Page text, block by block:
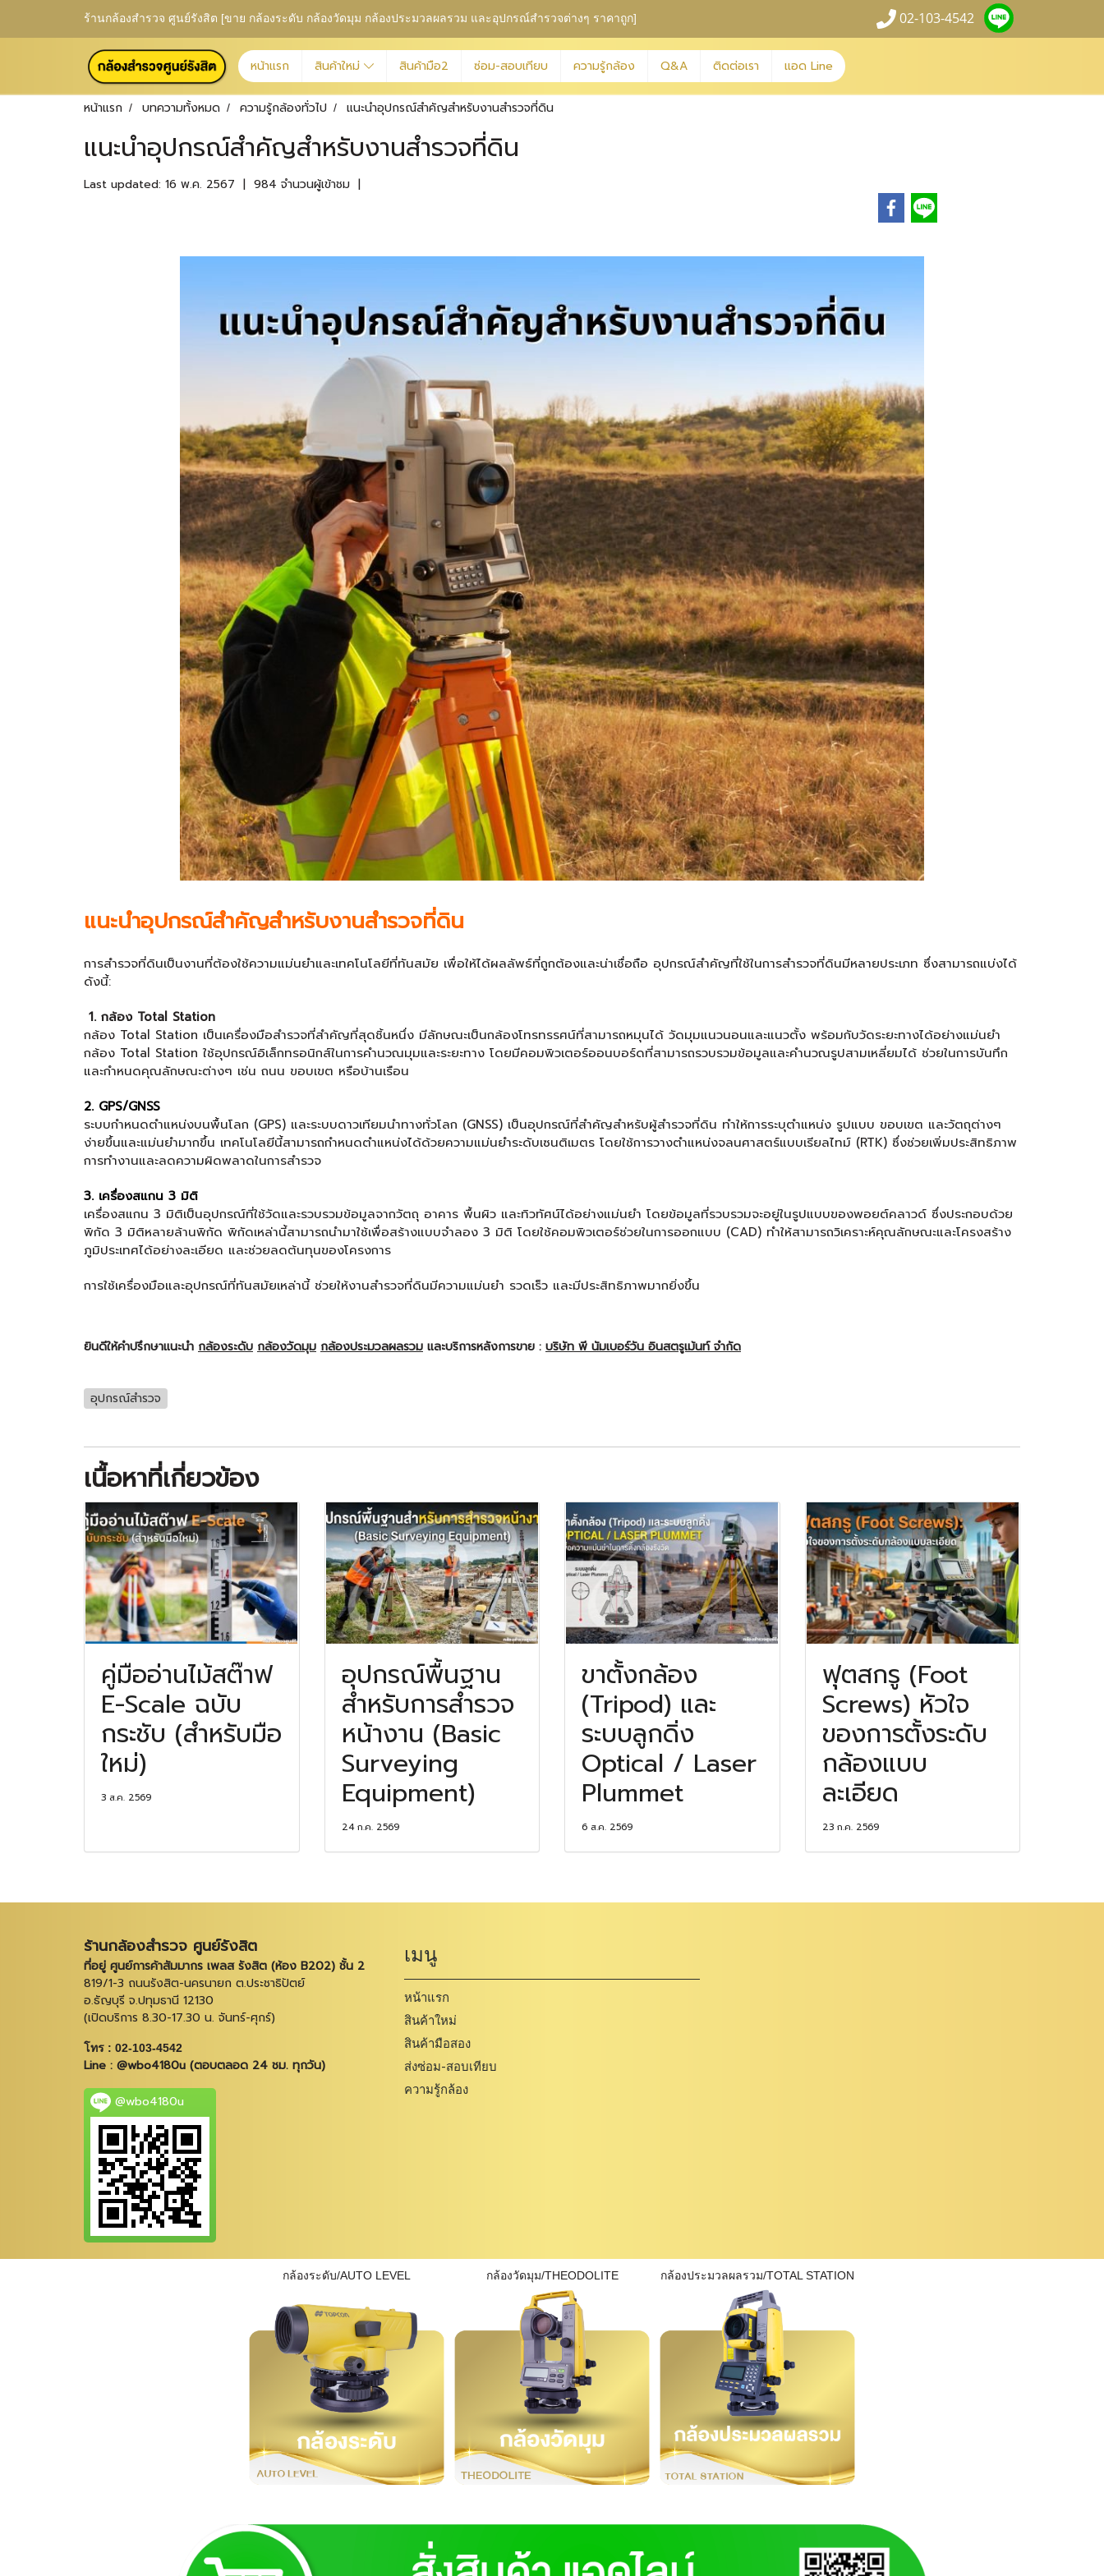
ร้านกล้องสำรวจ ศูนย์รังสิต [ขาย กล้องระดับ กล้องวัดมุม กล้องประมวลผลรวม และอุปกรณ์สำรวจต่างๆ ราคาถูก] 02-103-4542
หน้าแรก สินค้าใหม่ สินค้ามือ2 ซ่อม-สอบเทียบ ความรู้กล้อง Q&A ติดต่อเรา แอด Line
หน้าแรก บทความทั้งหมด ความรู้กล้องทั่วไป แนะนำอุปกรณ์สำคัญสำหรับงานสำรวจที่ดิน
แนะนำอุปกรณ์สำคัญสำหรับงานสำรวจที่ดิน
Last updated: 16 พ.ค. 2567 | 984 จำนวนผู้เข้าชม |
แนะนำอุปกรณ์สำคัญสำหรับงานสำรวจที่ดิน
การสำรวจที่ดินเป็นงานที่ต้องใช้ความแม่นยำและเทคโนโลยีที่ทันสมัย เพื่อให้ได้ผลลัพธ์ที่ถูกต้องและน่าเชื่อถือ อุปกรณ์สำคัญที่ใช้ในการสำรวจที่ดินมีหลายประเภท ซึ่งสามารถแบ่งได้
ดังนี้:
1. กล้อง Total Station
กล้อง Total Station เป็นเครื่องมือสำรวจที่สำคัญที่สุดชิ้นหนึ่ง มีลักษณะเป็นกล้องโทรทรรศน์ที่สามารถหมุนได้ วัดมุมแนวนอนและแนวตั้ง พร้อมกับวัดระยะทางได้อย่างแม่นยำ
กล้อง Total Station ใช้อุปกรณ์อิเล็กทรอนิกส์ในการคำนวณมุมและระยะทาง โดยมีคอมพิวเตอร์ออนบอร์ดที่สามารถรวบรวมข้อมูลและคำนวณรูปสามเหลี่ยมได้ ช่วยในการบันทึก
และกำหนดคุณลักษณะต่างๆ เช่น ถนน ขอบเขต หรือบ้านเรือน
2. GPS/GNSS
ระบบกำหนดตำแหน่งบนพื้นโลก (GPS) และระบบดาวเทียมนำทางทั่วโลก (GNSS) เป็นอุปกรณ์ที่สำคัญสำหรับผู้สำรวจที่ดิน ทำให้การระบุตำแหน่ง รูปแบบ ขอบเขต และวัตถุต่างๆ
ง่ายขึ้นและแม่นยำมากขึ้น เทคโนโลยีนี้สามารถกำหนดตำแหน่งได้ด้วยความแม่นยำระดับเซนติเมตร โดยใช้การวางตำแหน่งจลนศาสตร์แบบเรียลไทม์ (RTK) ซึ่งช่วยเพิ่มประสิทธิภาพ
การทำงานและลดความผิดพลาดในการสำรวจ
3. เครื่องสแกน 3 มิติ
เครื่องสแกน 3 มิติเป็นอุปกรณ์ที่ใช้วัดและรวบรวมข้อมูลจากวัตถุ อาคาร พื้นผิว และทิวทัศน์ได้อย่างแม่นยำ โดยข้อมูลที่รวบรวมจะอยู่ในรูปแบบของพอยต์คลาวด์ ซึ่งประกอบด้วย
พิกัด 3 มิติหลายล้านพิกัด พิกัดเหล่านี้สามารถนำมาใช้เพื่อสร้างแบบจำลอง 3 มิติ โดยใช้คอมพิวเตอร์ช่วยในการออกแบบ (CAD) ทำให้สามารถวิเคราะห์คุณลักษณะและโครงสร้าง
ภูมิประเทศได้อย่างละเอียด และช่วยลดต้นทุนของโครงการ
การใช้เครื่องมือและอุปกรณ์ที่ทันสมัยเหล่านี้ ช่วยให้งานสำรวจที่ดินมีความแม่นยำ รวดเร็ว และมีประสิทธิภาพมากยิ่งขึ้น
ยินดีให้คำปรึกษาแนะนำ กล้องระดับ กล้องวัดมุม กล้องประมวลผลรวม และบริการหลังการขาย : บริษัท พี นัมเบอร์วัน อินสตรูเม้นท์ จำกัด
อุปกรณ์สำรวจ
เนื้อหาที่เกี่ยวข้อง
คู่มืออ่านไม้สต๊าฟ
E-Scale ฉบับ
กระชับ (สำหรับมือ
ใหม่)
3 ส.ค. 2569
อุปกรณ์พื้นฐาน
สำหรับการสำรวจ
หน้างาน (Basic
Surveying
Equipment)
24 ก.ค. 2569
ขาตั้งกล้อง
(Tripod) และ
ระบบลูกดิ่ง
Optical / Laser
Plummet
6 ส.ค. 2569
ฟุตสกรู (Foot
Screws) หัวใจ
ของการตั้งระดับ
กล้องแบบ
ละเอียด
23 ก.ค. 2569
ร้านกล้องสำรวจ ศูนย์รังสิต
ที่อยู่ ศูนย์การค้าสัมมากร เพลส รังสิต (ห้อง B202) ชั้น 2
819/1-3 ถนนรังสิต-นครนายก ต.ประชาธิปัตย์
อ.ธัญบุรี จ.ปทุมธานี 12130
(เปิดบริการ 8.30-17.30 น. จันทร์-ศุกร์)
โทร : 02-103-4542
Line : @wbo4180u (ตอบตลอด 24 ชม. ทุกวัน)
@wbo4180u
เมนู
หน้าแรก
สินค้าใหม่
สินค้ามือสอง
ส่งซ่อม-สอบเทียบ
ความรู้กล้อง
กล้องระดับ/AUTO LEVEL กล้องวัดมุม/THEODOLITE กล้องประมวลผลรวม/TOTAL STATION